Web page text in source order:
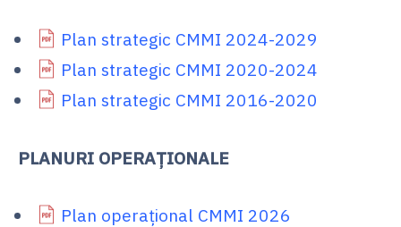
Plan strategic CMMI 2024-2029
Plan strategic CMMI 2020-2024
Plan strategic CMMI 2016-2020
PLANURI OPERAȚIONALE
Plan operațional CMMI 2026